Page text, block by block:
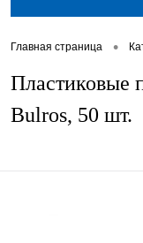
Главная страница •
Пластиковые
Bulros, 50 шт.